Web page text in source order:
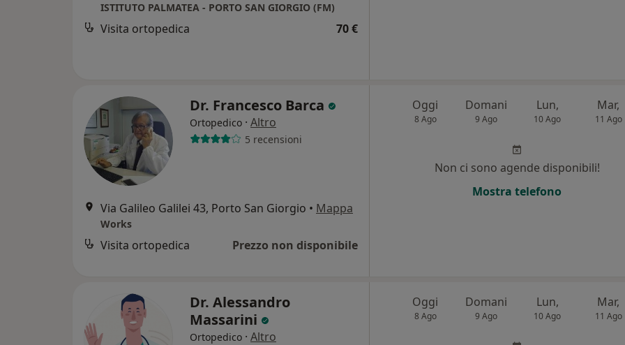
ISTITUTO PALMATEA - PORTO SAN GIORGIO (FM)
Visita ortopedica 70 €
Dr. Francesco Barca
Ortopedico · Altro
5 recensioni
Via Galileo Galilei 43, Porto San Giorgio • Mappa
Works
Visita ortopedica Prezzo non disponibile
Oggi
8 Ago
Domani
9 Ago
Lun,
10 Ago
Mar,
11 Ago
Non ci sono agende disponibili!
Mostra telefono
Dr. Alessandro
Massarini
Ortopedico · Altro
Oggi
8 Ago
Domani
9 Ago
Lun,
10 Ago
Mar,
11 Ago